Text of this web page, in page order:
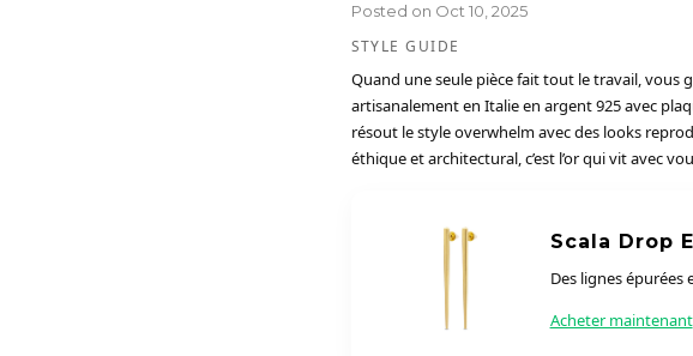
Posted on Oct 10, 2025
STYLE GUIDE
Quand une seule pièce fait tout le travail, vous
artisanalement en Italie en argent 925 avec
résout le style overwhelm avec des looks
éthique et architectural, c’est l’or qui vit avec
Scala Drop
Des lignes
Acheter maintenant